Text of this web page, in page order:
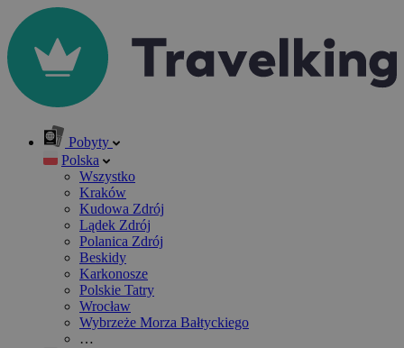
Pobyty
Polska
Wszystko
Kraków
Kudowa Zdrój
Lądek Zdrój
Polanica Zdrój
Beskidy
Karkonosze
Polskie Tatry
Wrocław
Wybrzeże Morza Bałtyckiego
…